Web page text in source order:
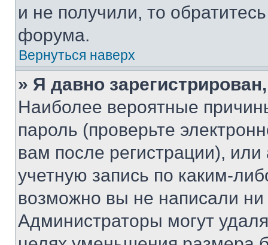
и не получили, то
форума.
Вернуться наверх
» Я давно
Наиболее вероятные
пароль (проверьте
вам после регистрации),
учетную запись по каким-
возможно вы не написали
Администраторы могут